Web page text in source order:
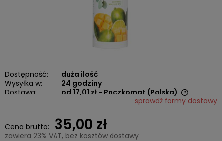
Dostępność:
duża ilość
Wysyłka w:
24 godziny
Dostawa:
od 17,01 zł - Paczkomat (Polska)
Cena nie zawiera ewentualnych kosztów płatności
sprawdź formy dostawy
Cena brutto: 35,00 zł
zawiera 23% VAT, bez kosztów dostawy